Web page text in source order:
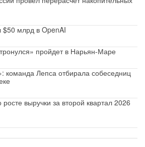
$50 млрд в OpenAI
пройдет в Нарьян-Маре
команда Лепса отбирала собеседниц
выручки за второй квартал 2026